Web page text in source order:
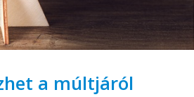
a múltjáról